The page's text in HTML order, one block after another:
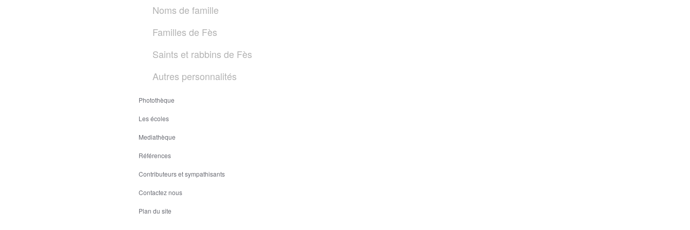
Noms de famille
Familles de Fès
Saints et rabbins de Fès
Autres personnalités
Photothèque
Les écoles
Mediathèque
Références
Contributeurs et sympathisants
Contactez nous
Plan du site